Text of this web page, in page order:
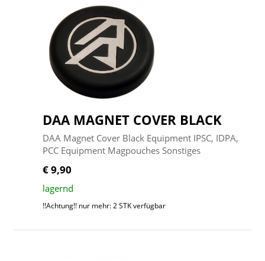
DAA MAGNET COVER BLACK
DAA Magnet Cover Black Equipment IPSC, IDPA,
PCC Equipment Magpouches Sonstiges
€ 9,90
lagernd
!!Achtung!! nur mehr: 2 STK verfügbar